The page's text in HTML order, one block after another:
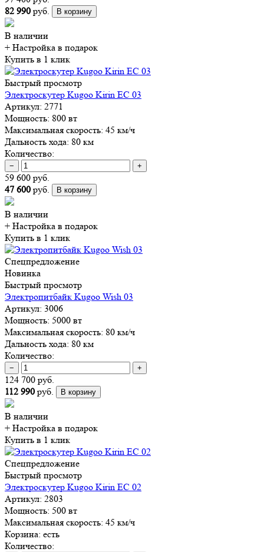
82 990 руб. В корзину
В наличии
+ Настройка в подарок
Купить в 1 клик
Быстрый просмотр
Электроскутер Kugoo Kirin EC 03
Артикул: 2771
Мощность: 800 вт
Максимальная скорость: 45 км/ч
Дальность хода: 80 км
Количество:
− +
59 600 руб.
47 600 руб. В корзину
В наличии
+ Настройка в подарок
Купить в 1 клик
Спецпредложение
Новинка
Быстрый просмотр
Электропитбайк Kugoo Wish 03
Артикул: 3006
Мощность: 5000 вт
Максимальная скорость: 80 км/ч
Дальность хода: 80 км
Количество:
− +
124 700 руб.
112 990 руб. В корзину
В наличии
+ Настройка в подарок
Купить в 1 клик
Спецпредложение
Быстрый просмотр
Электроскутер Kugoo Kirin EC 02
Артикул: 2803
Мощность: 500 вт
Максимальная скорость: 45 км/ч
Корзина: есть
Количество: